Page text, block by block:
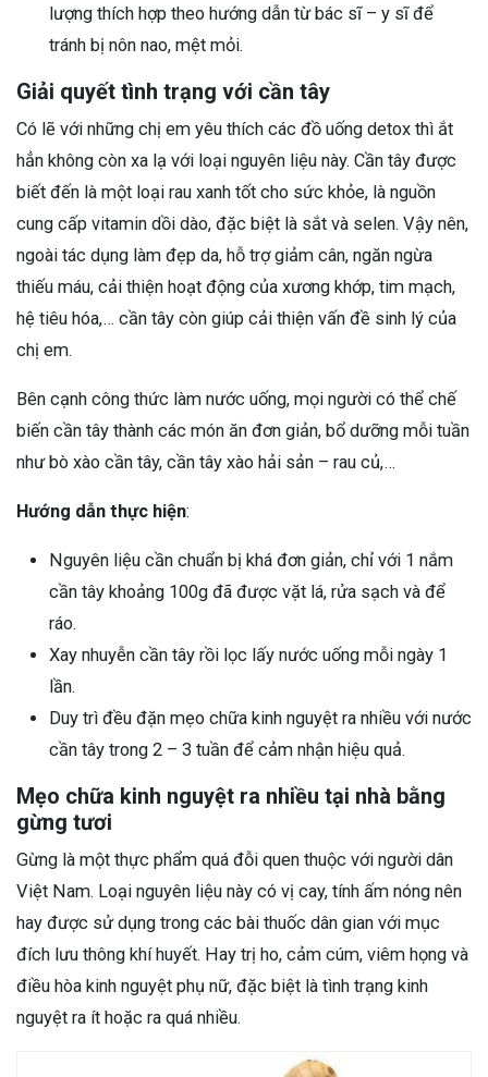
lượng thích hợp theo hướng dẫn từ bác sĩ – y sĩ để
tránh bị nôn nao, mệt mỏi.
Giải quyết tình trạng với cần tây
Có lẽ với những chị em yêu thích các đồ uống detox thì ắt
hẳn không còn xa lạ với loại nguyên liệu này. Cần tây được
biết đến là một loại rau xanh tốt cho sức khỏe, là nguồn
cung cấp vitamin dồi dào, đặc biệt là sắt và selen. Vậy nên,
ngoài tác dụng làm đẹp da, hỗ trợ giảm cân, ngăn ngừa
thiếu máu, cải thiện hoạt động của xương khớp, tim mạch,
hệ tiêu hóa,… cần tây còn giúp cải thiện vấn đề sinh lý của
chị em.
Bên cạnh công thức làm nước uống, mọi người có thể chế
biến cần tây thành các món ăn đơn giản, bổ dưỡng mỗi tuần
như bò xào cần tây, cần tây xào hải sản – rau củ,…
Hướng dẫn thực hiện:
Nguyên liệu cần chuẩn bị khá đơn giản, chỉ với 1 nắm
cần tây khoảng 100g đã được vặt lá, rửa sạch và để
ráo.
Xay nhuyễn cần tây rồi lọc lấy nước uống mỗi ngày 1
lần.
Duy trì đều đặn mẹo chữa kinh nguyệt ra nhiều với nước
cần tây trong 2 – 3 tuần để cảm nhận hiệu quả.
Mẹo chữa kinh nguyệt ra nhiều tại nhà bằng
gừng tươi
Gừng là một thực phẩm quá đỗi quen thuộc với người dân
Việt Nam. Loại nguyên liệu này có vị cay, tính ấm nóng nên
hay được sử dụng trong các bài thuốc dân gian với mục
đích lưu thông khí huyết. Hay trị ho, cảm cúm, viêm họng và
điều hòa kinh nguyệt phụ nữ, đặc biệt là tình trạng kinh
nguyệt ra ít hoặc ra quá nhiều.